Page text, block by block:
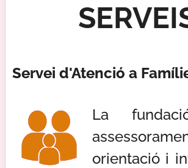
Servei d'Atenció a
La
orientació i